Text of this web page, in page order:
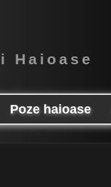
Haioase
Poze haioase